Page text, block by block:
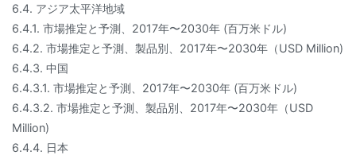
6.4. アジア太平洋地域
6.4.1. 市場推定と予測、2017年〜2030年 (百万米ドル)
6.4.2. 市場推定と予測、製品別、2017年〜2030年（USD Million)
6.4.3. 中国
6.4.3.1. 市場推定と予測、2017年〜2030年 (百万米ドル)
6.4.3.2. 市場推定と予測、製品別、2017年〜2030年（USD
Million)
6.4.4. 日本